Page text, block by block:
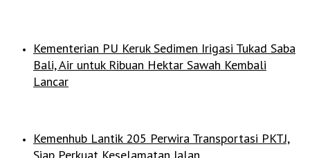
Kementerian PU Keruk Sedimen Irigasi Tukad Saba
Bali, Air untuk Ribuan Hektar Sawah Kembali
Lancar
Kemenhub Lantik 205 Perwira Transportasi PKTJ,
Siap Perkuat Keselamatan Jalan